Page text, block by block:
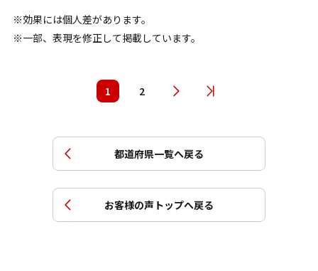
効果には個人差があります。
一部、表現を修正して掲載しています。
1 2
都道府県一覧へ戻る
お客様の声トップへ戻る